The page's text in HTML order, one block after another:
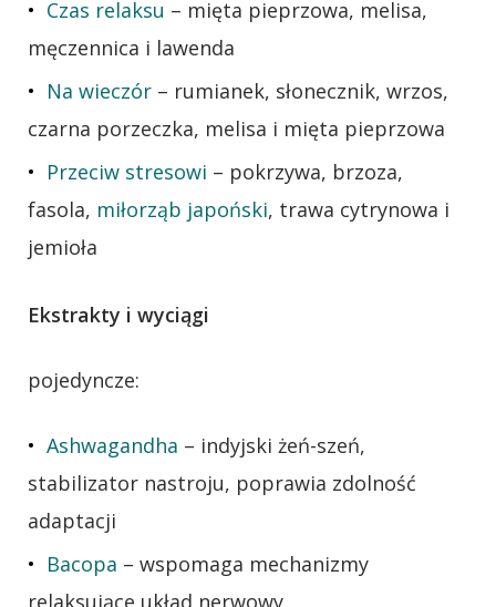
Czas relaksu – mięta pieprzowa, melisa,
męczennica i lawenda
Na wieczór – rumianek, słonecznik, wrzos,
czarna porzeczka, melisa i mięta pieprzowa
Przeciw stresowi – pokrzywa, brzoza,
fasola, miłorząb japoński, trawa cytrynowa i
jemioła
Ekstrakty i wyciągi
pojedyncze:
Ashwagandha – indyjski żeń-szeń,
stabilizator nastroju, poprawia zdolność
adaptacji
Bacopa – wspomaga mechanizmy
relaksujące układ nerwowy